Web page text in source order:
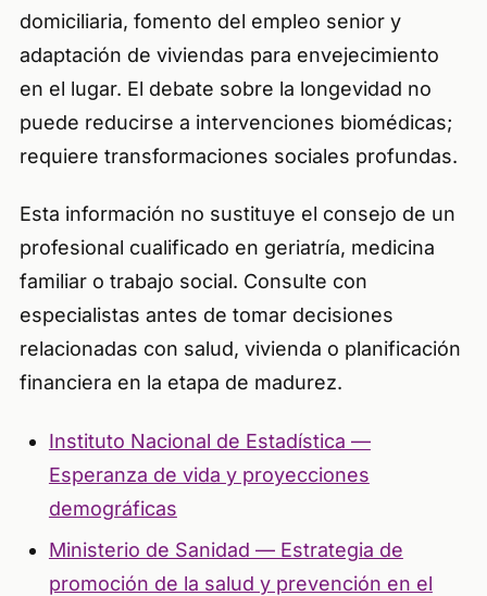
domiciliaria, fomento del empleo senior y
adaptación de viviendas para envejecimiento
en el lugar. El debate sobre la longevidad no
puede reducirse a intervenciones biomédicas;
requiere transformaciones sociales profundas.
Esta información no sustituye el consejo de un
profesional cualificado en geriatría, medicina
familiar o trabajo social. Consulte con
especialistas antes de tomar decisiones
relacionadas con salud, vivienda o planificación
financiera en la etapa de madurez.
Instituto Nacional de Estadística —
Esperanza de vida y proyecciones
demográficas
Ministerio de Sanidad — Estrategia de
promoción de la salud y prevención en el